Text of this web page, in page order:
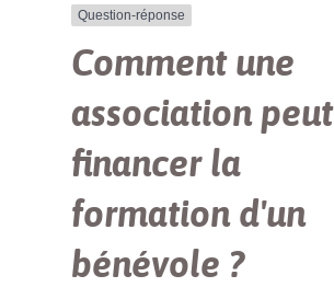
Question-réponse
Comment une
association peut
financer la
formation d'un
bénévole ?